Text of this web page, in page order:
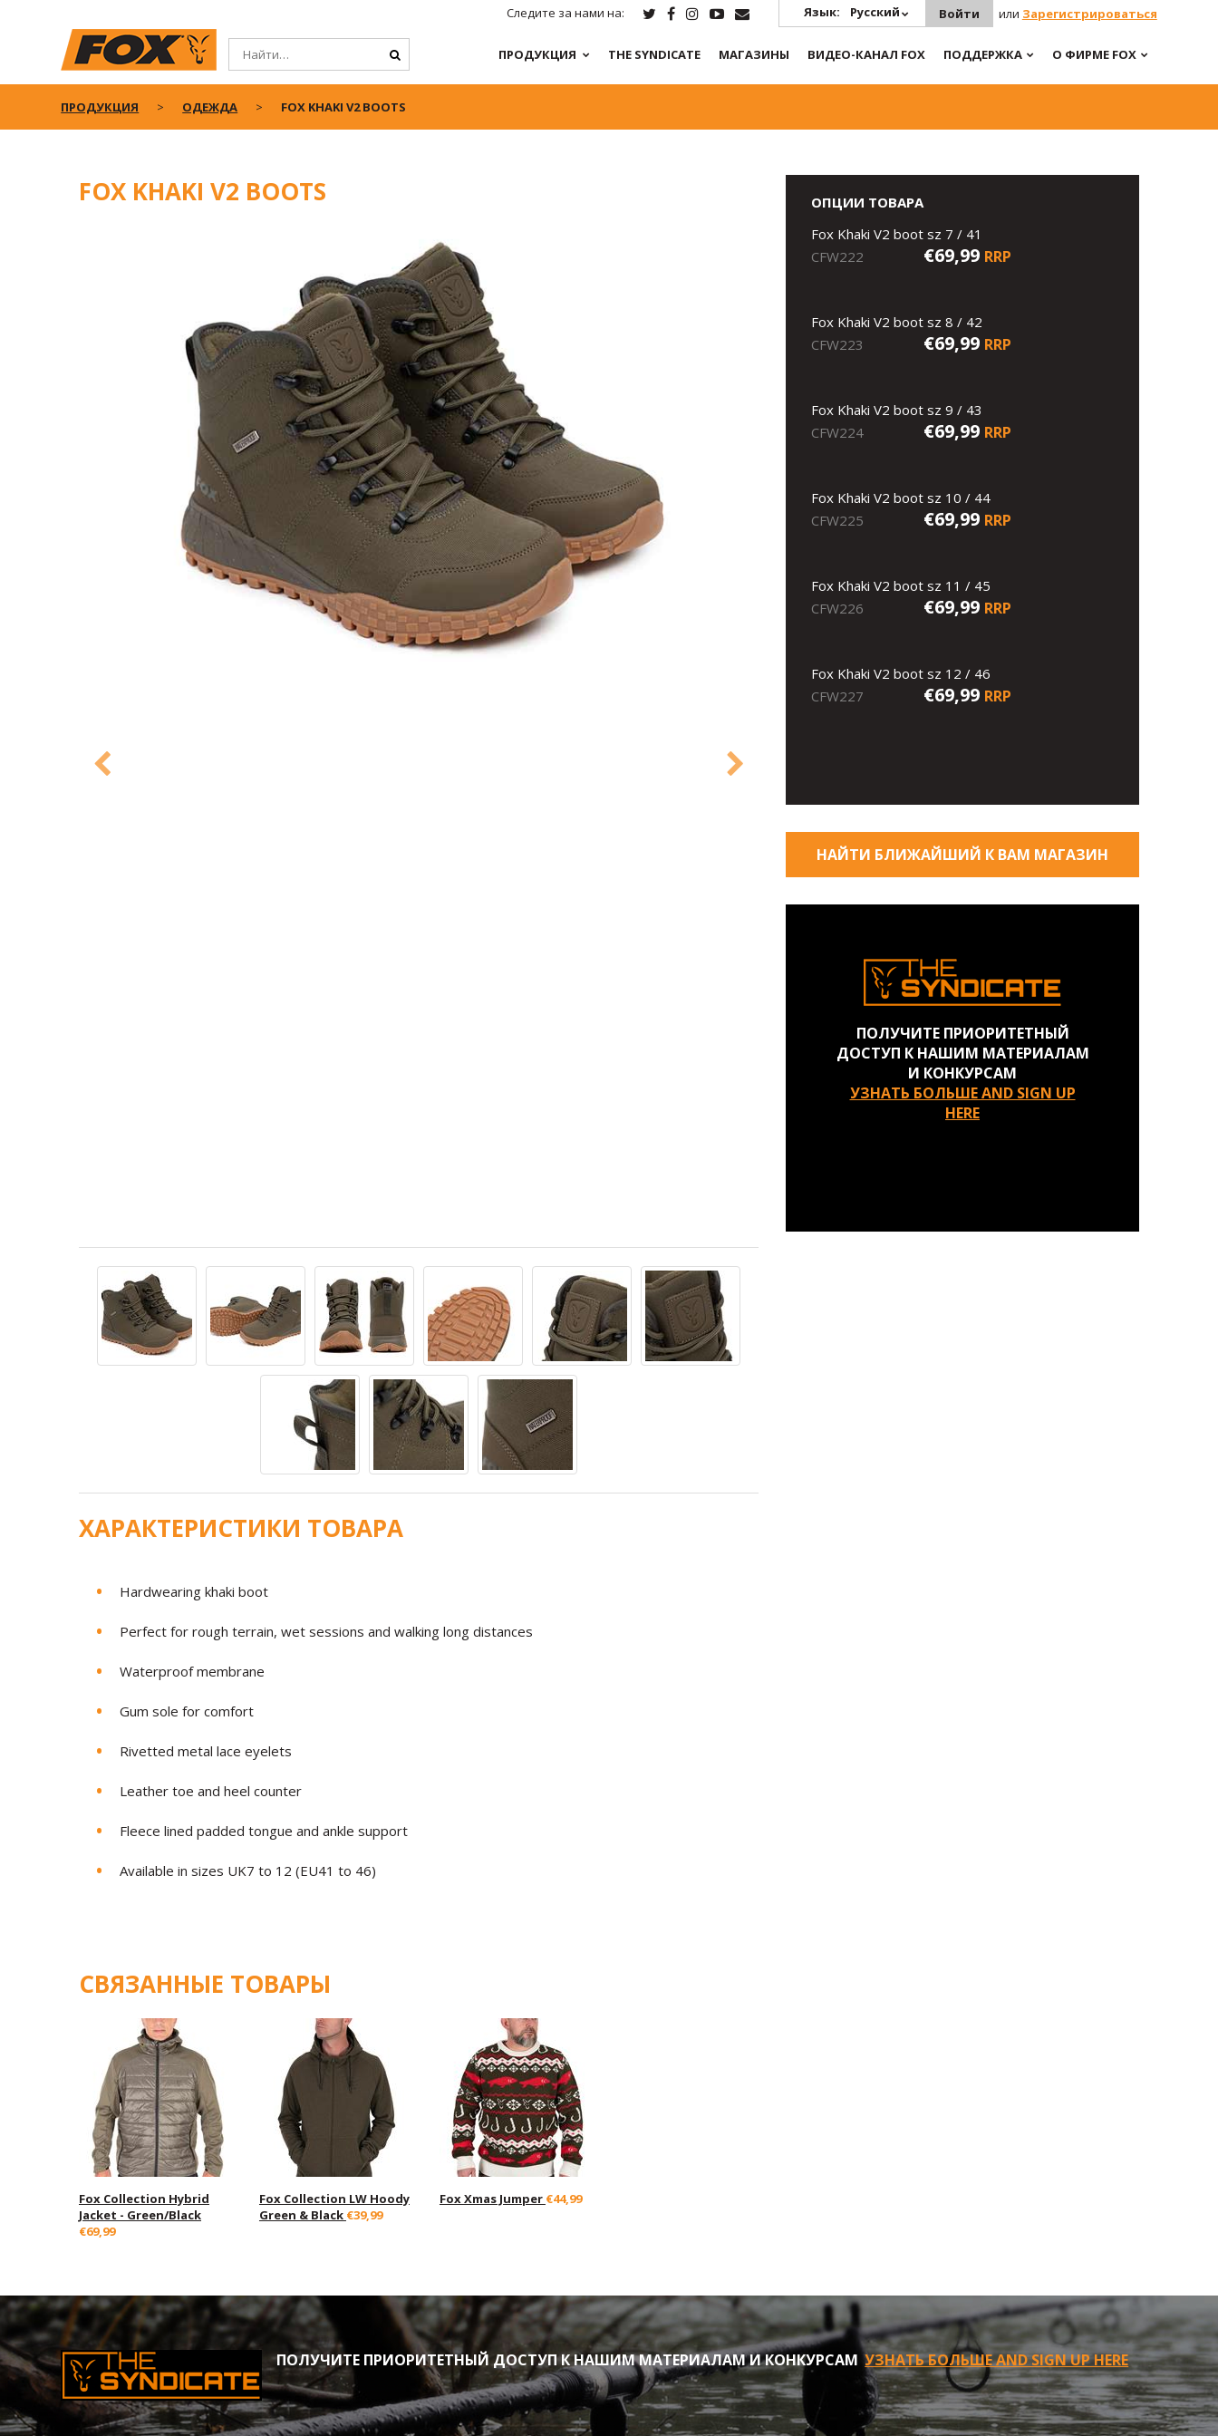
Следите за нами на: Язык: Русский Войти или Зарегистрироваться
ПРОДУКЦИЯ THE SYNDICATE МАГАЗИНЫ ВИДЕО-КАНАЛ FOX ПОДДЕРЖКА О ФИРМЕ FOX
ПРОДУКЦИЯ ОДЕЖДА FOX KHAKI V2 BOOTS
FOX KHAKI V2 BOOTS
ХАРАКТЕРИСТИКИ ТОВАРА
Hardwearing khaki boot
Perfect for rough terrain, wet sessions and walking long distances
Waterproof membrane
Gum sole for comfort
Rivetted metal lace eyelets
Leather toe and heel counter
Fleece lined padded tongue and ankle support
Available in sizes UK7 to 12 (EU41 to 46)
ОПЦИИ ТОВАРА
Fox Khaki V2 boot sz 7 / 41
CFW222
€69,99 RRP
Fox Khaki V2 boot sz 8 / 42
CFW223
€69,99 RRP
Fox Khaki V2 boot sz 9 / 43
CFW224
€69,99 RRP
Fox Khaki V2 boot sz 10 / 44
CFW225
€69,99 RRP
Fox Khaki V2 boot sz 11 / 45
CFW226
€69,99 RRP
Fox Khaki V2 boot sz 12 / 46
CFW227
€69,99 RRP
НАЙТИ БЛИЖАЙШИЙ К ВАМ МАГАЗИН
ПОЛУЧИТЕ ПРИОРИТЕТНЫЙ
ДОСТУП К НАШИМ МАТЕРИАЛАМ
И КОНКУРСАМ
УЗНАТЬ БОЛЬШЕ AND SIGN UP
HERE
СВЯЗАННЫЕ ТОВАРЫ
Fox Collection Hybrid
Jacket - Green/Black
€69,99
Fox Collection LW Hoody
Green & Black €39,99
Fox Xmas Jumper €44,99
ПОЛУЧИТЕ ПРИОРИТЕТНЫЙ ДОСТУП К НАШИМ МАТЕРИАЛАМ И КОНКУРСАМ УЗНАТЬ БОЛЬШЕ AND SIGN UP HERE